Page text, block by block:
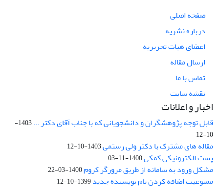
صفحه اصلی
درباره نشریه
اعضای هیات تحریریه
ارسال مقاله
تماس با ما
نقشه سایت
اخبار و اعلانات
قابل توجه پژوهشگران و دانشجویانی که با جناب آقای دکتر ...
1403-
10-12
مقاله های مشترک با دکتر ولی رستمی1403-10-12
پست الکترونیکی کمکی1400-11-03
مشکل ورود به سامانه از طریق مرورگر کروم1400-03-22
ممنوعیت اضافه کردن نام نویسنده جدید1399-10-12